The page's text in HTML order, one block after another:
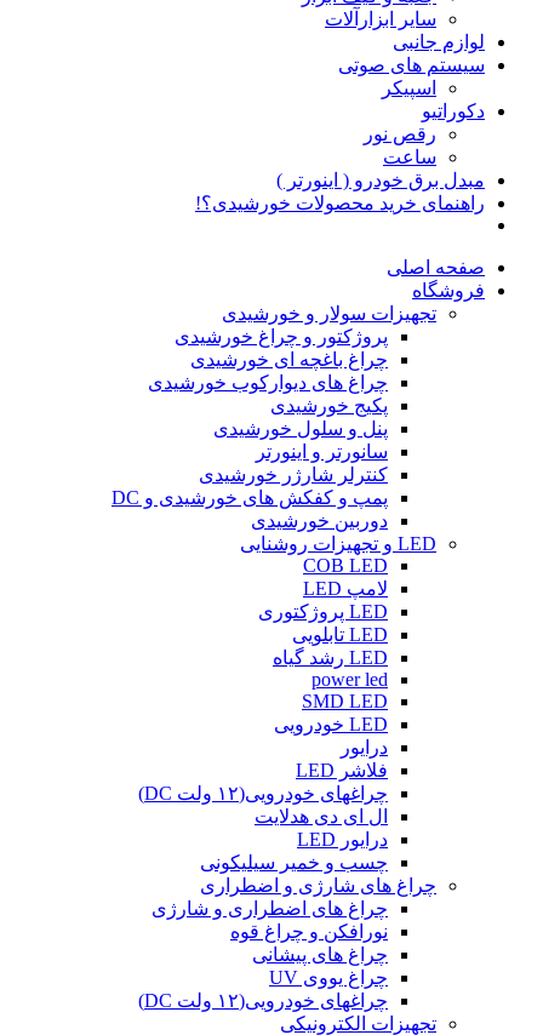
سایر ابزارآلات
لوازم جانبی
سیستم های صوتی
اسپیکر
دکوراتیو
رقص نور
ساعت
مبدل برق خودرو ( اینورتر )
راهنمای خرید محصولات خورشیدی؟!
صفحه اصلی
فروشگاه
تجهیزات سولار و خورشیدی
پروژکتور و چراغ خورشیدی
چراغ باغچه ای خورشیدی
چراغ های دیوارکوب خورشیدی
پکیج خورشیدی
پنل و سلول خورشیدی
سانورتر و اینورتر
کنترلر شارژر خورشیدی
پمپ و کفکش های خورشیدی و DC
دوربین خورشیدی
LED و تجهیزات روشنایی
COB LED
لامپ LED
LED پروژکتوری
LED تابلویی
LED رشد گیاه
power led
SMD LED
LED خودرویی
درایور
فلاشر LED
چراغهای خودرویی(۱۲ ولت DC)
ال ای دی هدلایت
درایور LED
چسب و خمیر سیلیکونی
چراغ های شارژی و اضطراری
چراغ های اضطراری و شارژی
نورافکن و چراغ قوه
چراغ های پیشانی
چراغ یووی UV
چراغهای خودرویی(۱۲ ولت DC)
تجهیزات الکترونیکی